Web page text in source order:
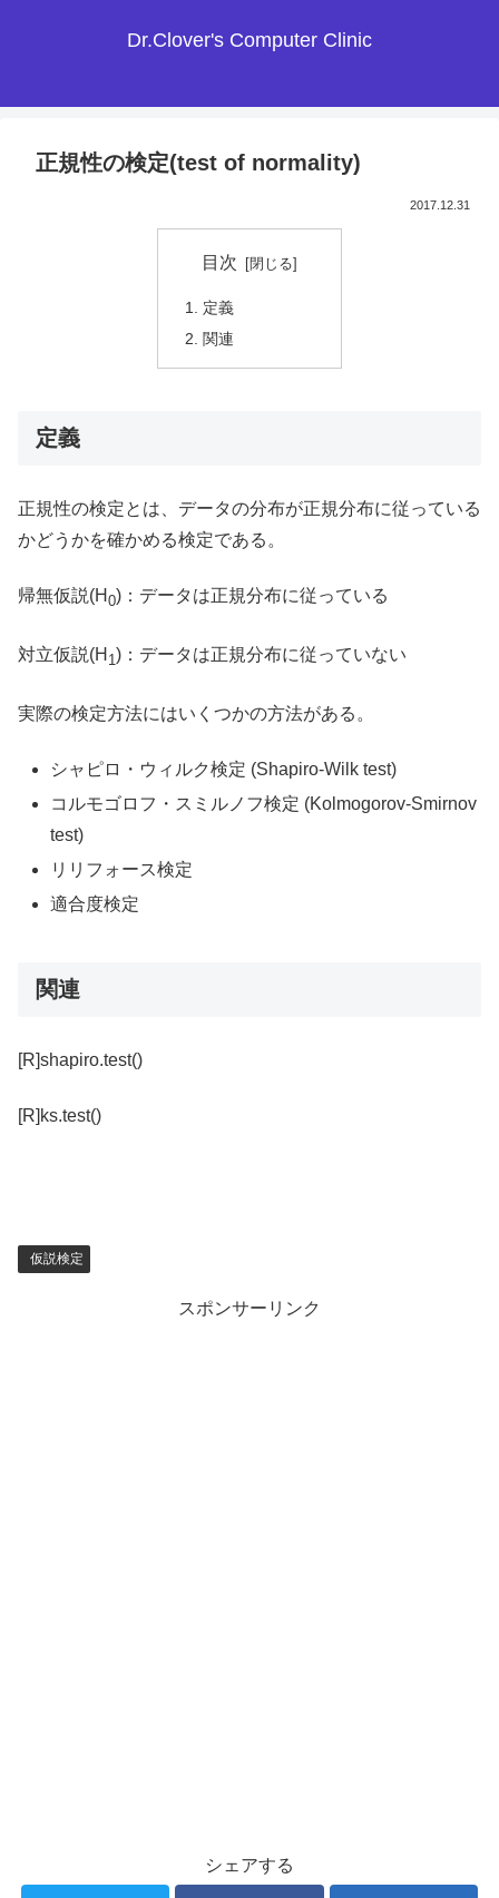
Dr.Clover's Computer Clinic
正規性の検定(test of normality)
2017.12.31
目次
定義
関連
定義
正規性の検定とは、データの分布が正規分布に従っている
かどうかを確かめる検定である。
帰無仮説(H 0)：データは正規分布に従っている
対立仮説(H 1)：データは正規分布に従っていない
実際の検定方法にはいくつかの方法がある。
シャピロ・ウィルク検定 (Shapiro-Wilk test)
コルモゴロフ・スミルノフ検定 (Kolmogorov-Smirnov
test)
リリフォース検定
適合度検定
関連
[R]shapiro.test()
[R]ks.test()
仮説検定
スポンサーリンク
シェアする